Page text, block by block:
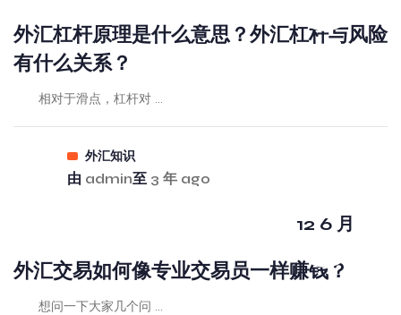
外汇杠杆原理是什么意思？外汇杠杆与风险
有什么关系？
相对于滑点，杠杆对 ...
外汇知识
由 admin至 3 年 ago
12 6 月
外汇交易如何像专业交易员一样赚钱？
想问一下大家几个问 ...